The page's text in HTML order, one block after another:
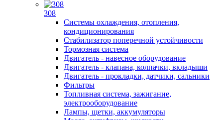
308
Системы охлаждения, отопления,
кондиционирования
Стабилизатор поперечной устойчивости
Тормозная система
Двигатель - навесное оборудование
Двигатель - клапана, колпачки, вкладыши
Двигатель - прокладки, датчики, сальники
Фильтры
Топливная система, зажигание,
электрооборудование
Лампы, щетки, аккумуляторы